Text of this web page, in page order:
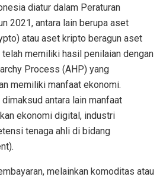
diatur dalam Peraturan
2021, antara lain berupa aset
atau aset kripto beragun aset
memiliki hasil penilaian dengan
Process (AHP) yang
memiliki manfaat ekonomi.
antara lain manfaat
ekonomi digital, industri
tenaga ahli di bidang
melainkan komoditas atau